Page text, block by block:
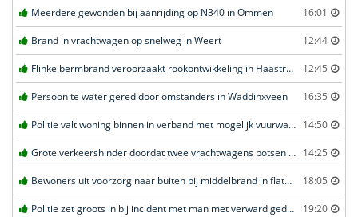
Meerdere gewonden bij aanrijding op N340 in Ommen 16:01
Brand in vrachtwagen op snelweg in Weert 12:44
Flinke bermbrand veroorzaakt rookontwikkeling in Haastrecht 12:45
Persoon te water gered door omstanders in Waddinxveen 16:35
Politie valt woning binnen in verband met mogelijk vuurwapen in Eindhoven 14:50
Grote verkeershinder doordat twee vrachtwagens botsen tunnel in Zwijndrecht 14:25
Bewoners uit voorzorg naar buiten bij middelbrand in flatwoning in Leeuwarden 18:05
Politie zet groots in bij incident met man met verward gedrag in Leeuwarden 19:20